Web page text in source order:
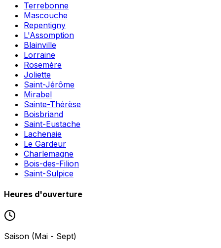
Terrebonne
Mascouche
Repentigny
L'Assomption
Blainville
Lorraine
Rosemère
Joliette
Saint-Jérôme
Mirabel
Sainte-Thérèse
Boisbriand
Saint-Eustache
Lachenaie
Le Gardeur
Charlemagne
Bois-des-Filion
Saint-Sulpice
Heures d'ouverture
Saison (Mai - Sept)